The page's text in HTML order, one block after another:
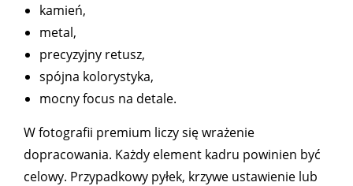
kamień,
metal,
precyzyjny retusz,
spójna kolorystyka,
mocny focus na detale.
W fotografii premium liczy się wrażenie
dopracowania. Każdy element kadru powinien być
celowy. Przypadkowy pyłek, krzywe ustawienie lub